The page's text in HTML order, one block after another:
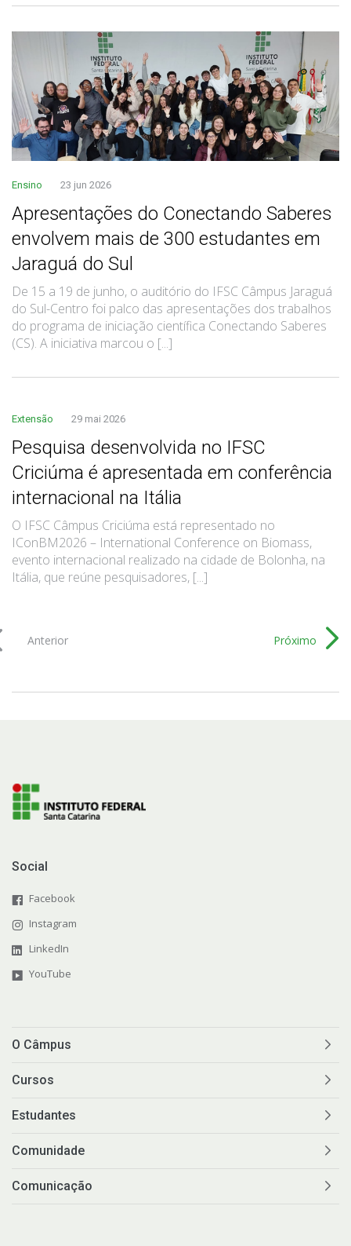
Ensino 23 jun 2026
Apresentações do Conectando Saberes
envolvem mais de 300 estudantes em
Jaraguá do Sul
De 15 a 19 de junho, o auditório do IFSC Câmpus Jaraguá
do Sul-Centro foi palco das apresentações dos trabalhos
do programa de iniciação científica Conectando Saberes
(CS). A iniciativa marcou o [...]
Extensão 29 mai 2026
Pesquisa desenvolvida no IFSC
Criciúma é apresentada em conferência
internacional na Itália
O IFSC Câmpus Criciúma está representado no
IConBM2026 – International Conference on Biomass,
evento internacional realizado na cidade de Bolonha, na
Itália, que reúne pesquisadores, [...]
Anterior Próximo
Social
Facebook
Instagram
LinkedIn
YouTube
O Câmpus
Cursos
Estudantes
Comunidade
Comunicação